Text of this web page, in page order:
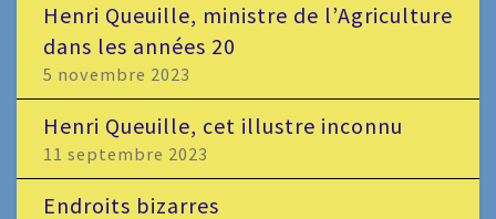
Henri Queuille, ministre de l’Agriculture
dans les années 20
5 novembre 2023
Henri Queuille, cet illustre inconnu
11 septembre 2023
Endroits bizarres